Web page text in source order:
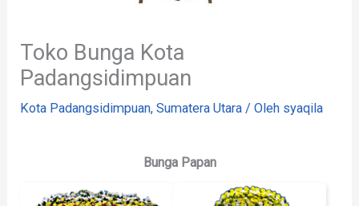
Toko Bunga Kota
Padangsidimpuan
Kota Padangsidimpuan,Sumatera Utara / Oleh syaqila
Bunga Papan